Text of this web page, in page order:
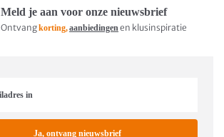
Meld je aan voor onze nieuwsbrief
Ontvangkorting,aanbiedingenen klusinspiratie
Ja, ontvang nieuwsbrief